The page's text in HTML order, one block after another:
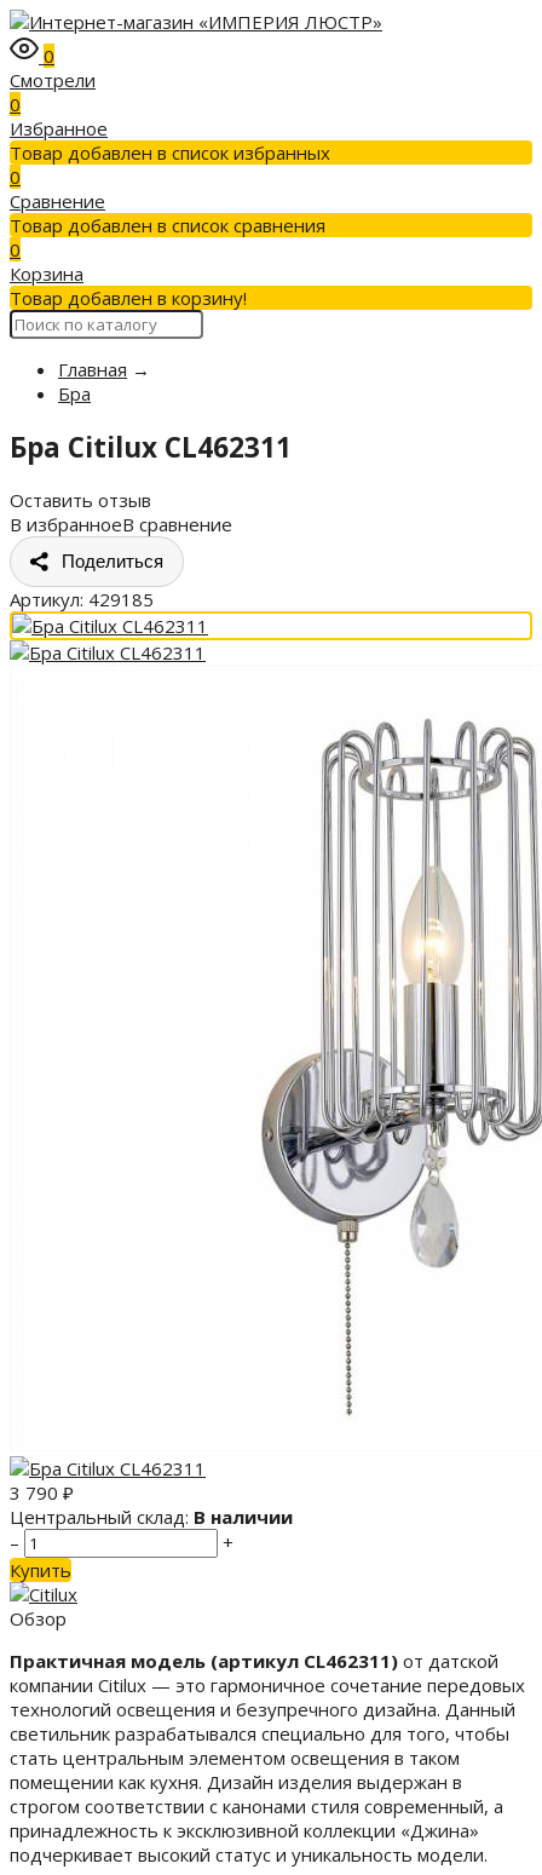
0
Смотрели
0
Избранное
Товар добавлен в список избранных
0
Сравнение
Товар добавлен в список сравнения
0
Корзина
Товар добавлен в корзину!
Главная →
Бра
Бра Citilux CL462311
Оставить отзыв
В избранноеВ сравнение
Поделиться
Артикул: 429185
3 790 ₽
Центральный склад: В наличии
–
+
Купить
Обзор
Практичная модель (артикул CL462311) от датской
компании Citilux — это гармоничное сочетание передовых
технологий освещения и безупречного дизайна. Данный
светильник разрабатывался специально для того, чтобы
стать центральным элементом освещения в таком
помещении как кухня. Дизайн изделия выдержан в
строгом соответствии с канонами стиля современный, а
принадлежность к эксклюзивной коллекции «Джина»
подчеркивает высокий статус и уникальность модели.